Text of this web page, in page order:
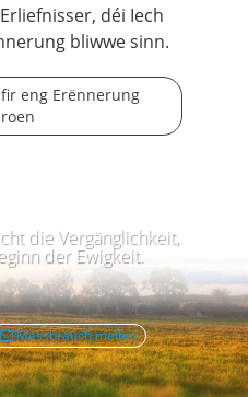
déi Iech
bliwwe sinn.
eng Erënnerung
die Vergänglichkeit,
der Ewigkeit.
Mëssbrauch mellen